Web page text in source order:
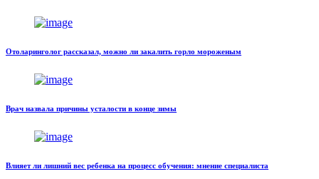
Отоларинголог рассказал, можно ли закалить горло мороженым
Врач назвала причины усталости в конце зимы
Влияет ли лишний вес ребенка на процесс обучения: мнение специалиста